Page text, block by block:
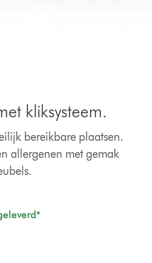
kliksysteem.
bereikbare plaatsen.
allergenen met gemak